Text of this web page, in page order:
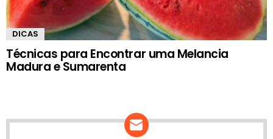
DICAS
Técnicas para Encontrar uma Melancia
Madura e Sumarenta